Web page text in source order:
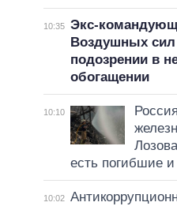
10:35 Экс-
Воздушных
подозрении в
обогащении
10:10
есть погибшие
10:02